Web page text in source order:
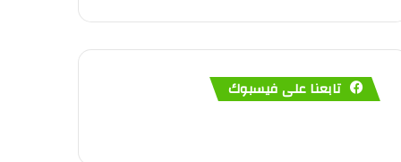
تابعنا على فيسبوك